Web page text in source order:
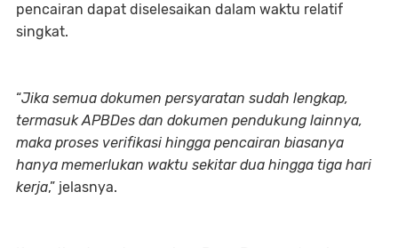
pencairan dapat diselesaikan dalam waktu relatif
singkat.
“Jika semua dokumen persyaratan sudah lengkap,
termasuk APBDes dan dokumen pendukung lainnya,
maka proses verifikasi hingga pencairan biasanya
hanya memerlukan waktu sekitar dua hingga tiga hari
kerja,” jelasnya.